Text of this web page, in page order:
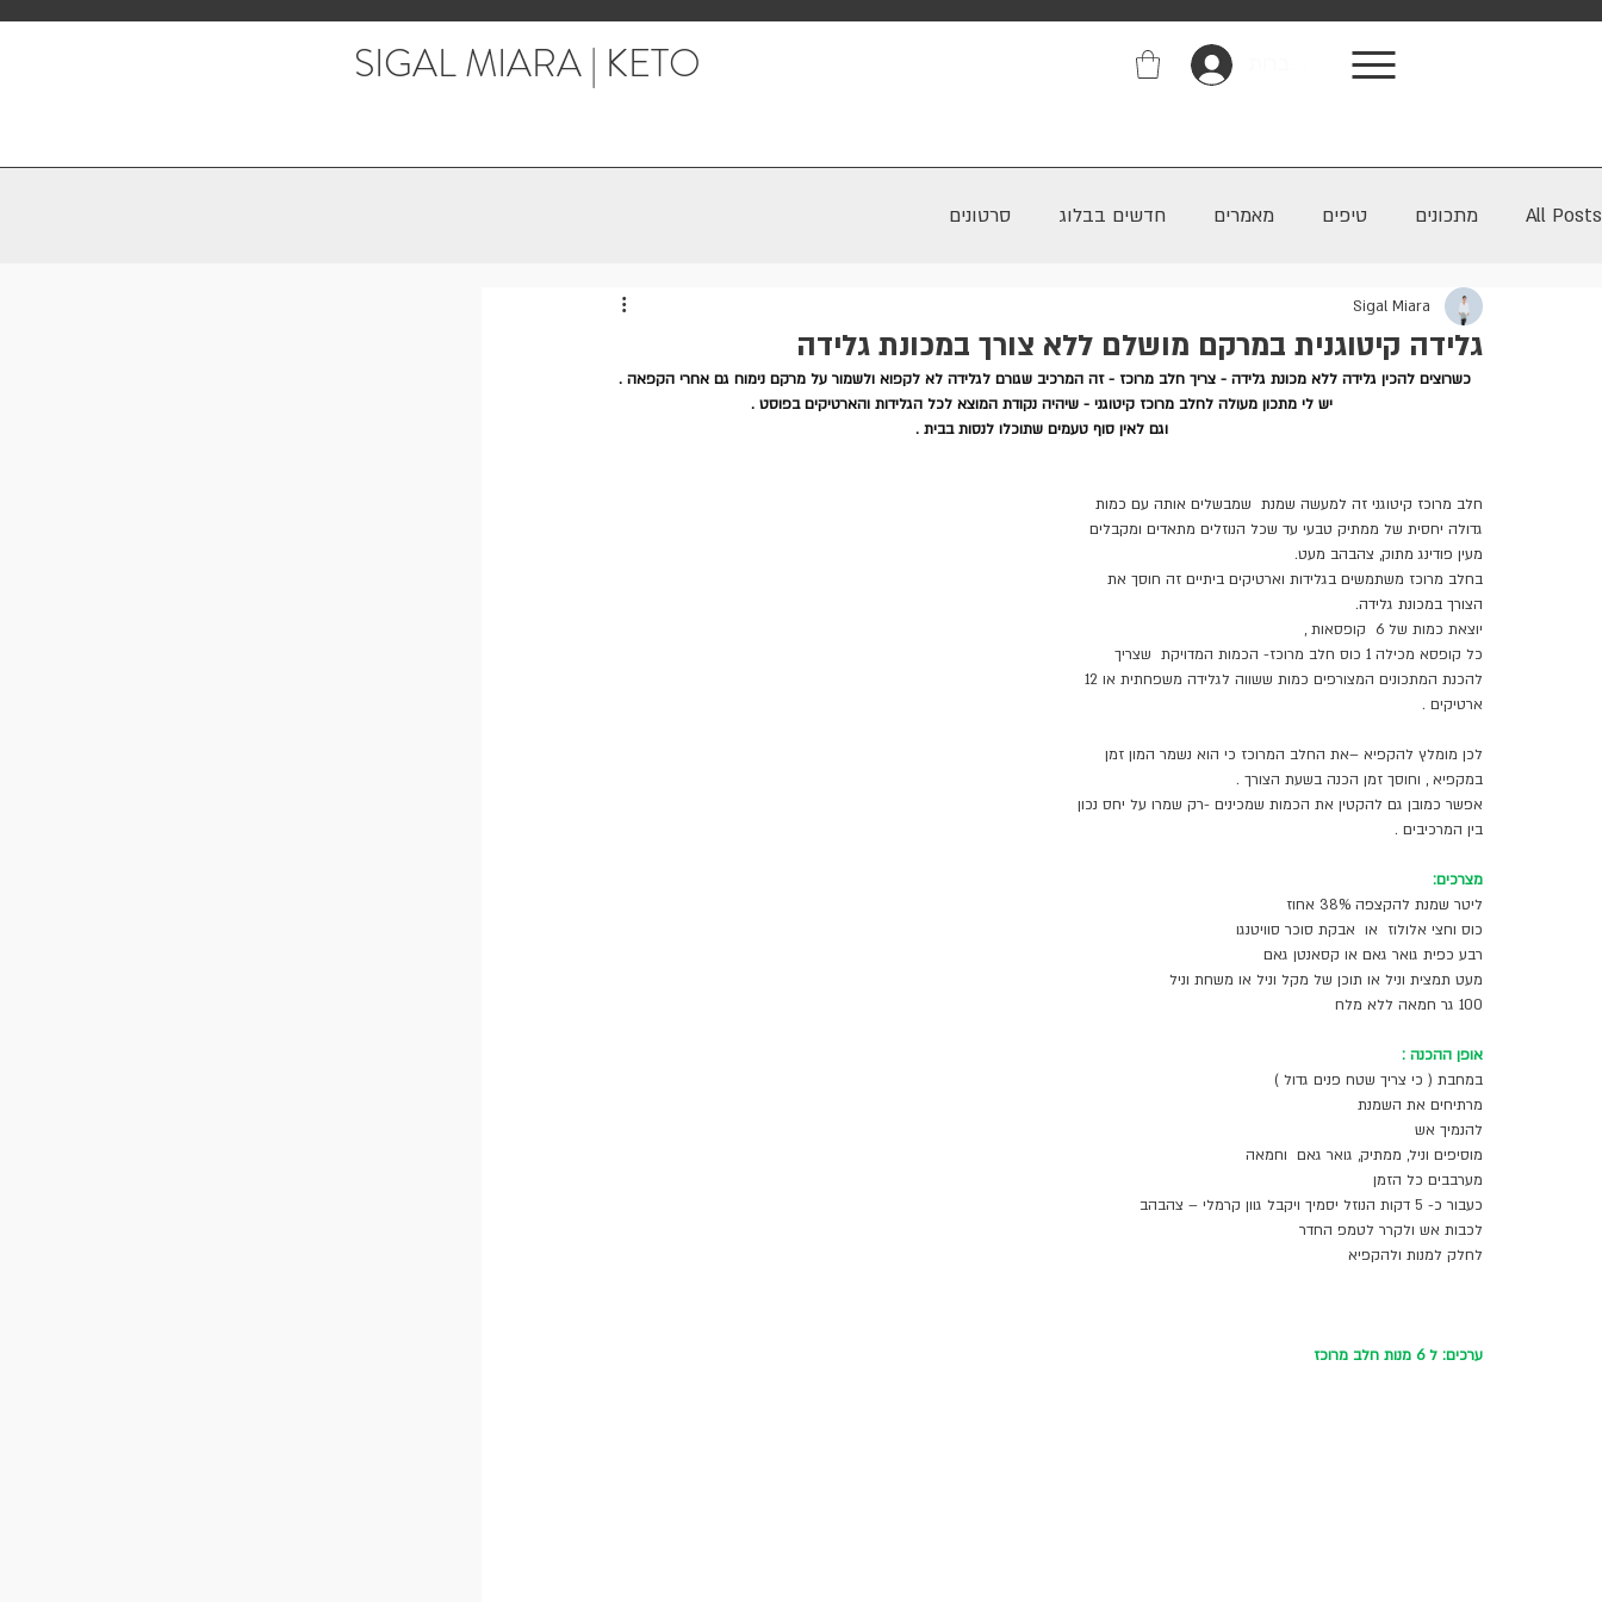
SIGAL MIARA | KETO
All Posts מתכונים טיפים מאמרים חדשים בבלוג סרטונים
גלידה קיטוגנית במרקם מושלם ללא צורך במכונת גלידה
Sigal Miara
כשרוצים להכין גלידה ללא מכונת גלידה - צריך חלב מרוכז - זה המרכיב שגורם לגלידה לא לקפוא ולשמור על מרקם נימוח גם אחרי הקפאה .
יש לי מתכון מעולה לחלב מרוכז קיטוגני - שיהיה נקודת המוצא לכל הגלידות והארטיקים בפוסט .
וגם לאין סוף טעמים שתוכלו לנסות בבית .
חלב מרוכז קיטוגני זה למעשה שמנת  שמבשלים אותה עם כמות
גדולה יחסית של ממתיק טבעי עד שכל הנוזלים מתאדים ומקבלים
מעין פודינג מתוק, צהבהב מעט.
בחלב מרוכז משתמשים בגלידות וארטיקים ביתיים זה חוסך את
הצורך במכונת גלידה.
יוצאת כמות של 6  קופסאות ,
כל קופסא מכילה 1 כוס חלב מרוכז- הכמות המדויקת  שצריך
ארטיקים .
לכן מומלץ להקפיא –את החלב המרוכז כי הוא נשמר המון זמן
במקפיא , וחוסך זמן הכנה בשעת הצורך .
אפשר כמובן גם להקטין את הכמות שמכינים -רק שמרו על יחס נכון
בין המרכיבים .
מצרכים:
ליטר שמנת להקצפה 38% אחוז
כוס וחצי אלולוז  או  אבקת סוכר סוויטנגו
רבע כפית גואר גאם או קסאנטן גאם
מעט תמצית וניל או תוכן של מקל וניל או משחת וניל
100 גר חמאה ללא מלח
אופן ההכנה :
במחבת ( כי צריך שטח פנים גדול )
מרתיחים את השמנת
להנמיך אש
מוסיפים וניל, ממתיק, גואר גאם  וחמאה
מערבבים כל הזמן
כעבור כ- 5 דקות הנוזל יסמיך ויקבל גוון קרמלי – צהבהב
לכבות אש ולקרר לטמפ החדר
לחלק למנות ולהקפיא
ערכים: ל 6 מנות חלב מרוכז